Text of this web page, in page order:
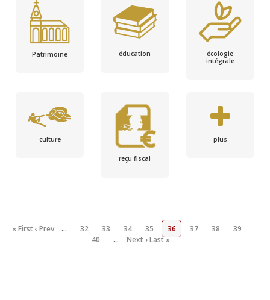
Patrimoine éducation
écologie
intégrale
culture
reçu fiscal
plus
« First ‹ Prev … 32 33 34 35 36 37 38
39
40
… Next › Last »